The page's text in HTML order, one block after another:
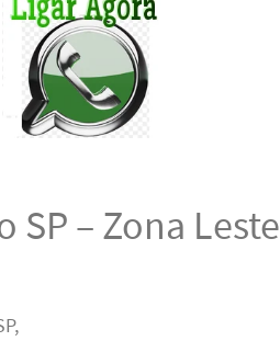
SP – Zona Leste